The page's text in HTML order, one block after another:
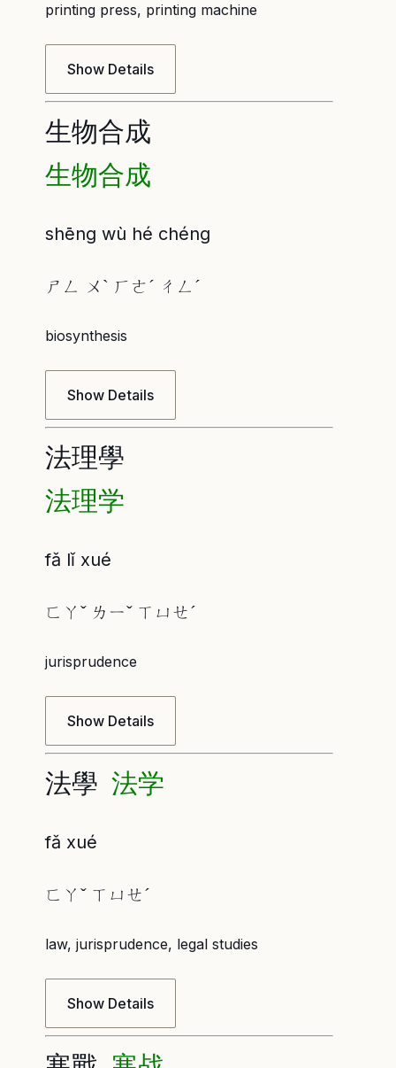
printing press, printing machine
Show Details
生物合成
生物合成
shēng wù hé chéng
ㄕㄥ ㄨˋ ㄏㄜˊ ㄔㄥˊ
biosynthesis
Show Details
法理學
法理学
fǎ lǐ xué
ㄈㄚˇ ㄌㄧˇ ㄒㄩㄝˊ
jurisprudence
Show Details
法學 法学
fǎ xué
ㄈㄚˇ ㄒㄩㄝˊ
law, jurisprudence, legal studies
Show Details